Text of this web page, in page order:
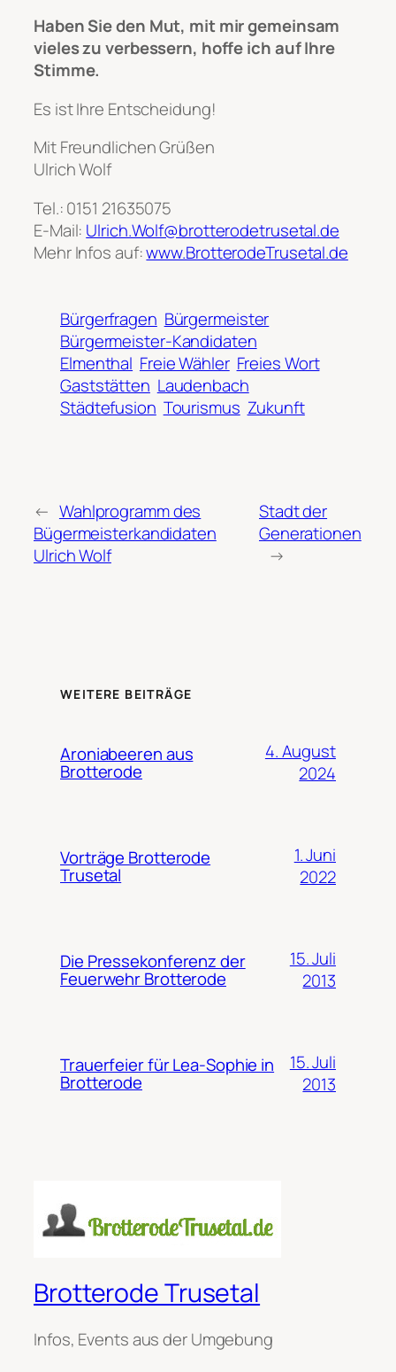
Haben Sie den Mut, mit mir gemeinsam
vieles zu verbessern, hoffe ich auf Ihre
Stimme.
Es ist Ihre Entscheidung!
Mit Freundlichen Grüßen
Ulrich Wolf
Tel.: 0151 21635075
E-Mail: Ulrich.Wolf@brotterodetrusetal.de
Mehr Infos auf:www.BrotterodeTrusetal.de
Bürgerfragen Bürgermeister
Bürgermeister-Kandidaten
Elmenthal Freie Wähler Freies Wort
Gaststätten Laudenbach
Städtefusion Tourismus Zukunft
← Wahlprogramm des
Bügermeisterkandidaten
Ulrich Wolf
Stadt der
Generationen
→
WEITERE BEITRÄGE
Aroniabeeren aus
Brotterode
4. August
2024
Vorträge Brotterode
Trusetal
1. Juni
2022
Die Pressekonferenz der
Feuerwehr Brotterode
15. Juli
2013
Trauerfeier für Lea-Sophie in
Brotterode
15. Juli
2013
Brotterode Trusetal
Infos, Events aus der Umgebung